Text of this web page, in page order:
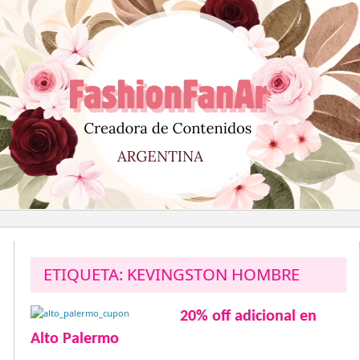
al
contenido
ETIQUETA: KEVINGSTON HOMBRE
20% off adicional en
Alto Palermo